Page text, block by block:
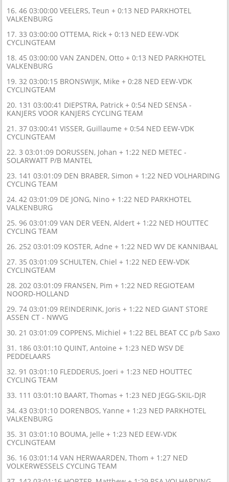
16. 46 03:00:00 VEELERS, Teun + 0:13 NED PARKHOTEL
VALKENBURG
17. 33 03:00:00 OTTEMA, Rick + 0:13 NED EEW-VDK
CYCLINGTEAM
18. 45 03:00:00 VAN ZANDEN, Otto + 0:13 NED PARKHOTEL
VALKENBURG
19. 32 03:00:15 BRONSWIJK, Mike + 0:28 NED EEW-VDK
CYCLINGTEAM
20. 131 03:00:41 DIEPSTRA, Patrick + 0:54 NED SENSA -
KANJERS VOOR KANJERS CYCLING TEAM
21. 37 03:00:41 VISSER, Guillaume + 0:54 NED EEW-VDK
CYCLINGTEAM
22. 3 03:01:09 DORUSSEN, Johan + 1:22 NED METEC -
SOLARWATT P/B MANTEL
23. 141 03:01:09 DEN BRABER, Simon + 1:22 NED VOLHARDING
CYCLING TEAM
24. 42 03:01:09 DE JONG, Nino + 1:22 NED PARKHOTEL
VALKENBURG
25. 96 03:01:09 VAN DER VEEN, Aldert + 1:22 NED HOUTTEC
CYCLING TEAM
26. 252 03:01:09 KOSTER, Adne + 1:22 NED WV DE KANNIBAAL
27. 35 03:01:09 SCHULTEN, Chiel + 1:22 NED EEW-VDK
CYCLINGTEAM
28. 202 03:01:09 FRANSEN, Pim + 1:22 NED REGIOTEAM
NOORD-HOLLAND
29. 74 03:01:09 REINDERINK, Joris + 1:22 NED GIANT STORE
ASSEN CT - NWVG
30. 21 03:01:09 COPPENS, Michiel + 1:22 BEL BEAT CC p/b Saxo
31. 186 03:01:10 QUINT, Antoine + 1:23 NED WSV DE
PEDDELAARS
32. 91 03:01:10 FLEDDERUS, Joeri + 1:23 NED HOUTTEC
CYCLING TEAM
33. 111 03:01:10 BAART, Thomas + 1:23 NED JEGG-SKIL-DJR
34. 43 03:01:10 DORENBOS, Yanne + 1:23 NED PARKHOTEL
VALKENBURG
35. 31 03:01:10 BOUMA, Jelle + 1:23 NED EEW-VDK
CYCLINGTEAM
36. 16 03:01:14 VAN HERWAARDEN, Thom + 1:27 NED
VOLKERWESSELS CYCLING TEAM